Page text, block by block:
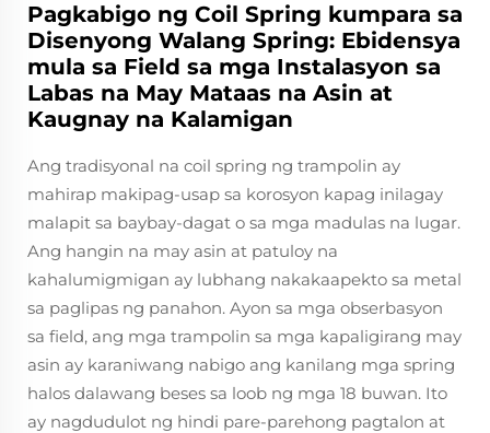
Pagkabigo ng Coil Spring kumpara sa
Disenyong Walang Spring: Ebidensya
mula sa Field sa mga Instalasyon sa
Labas na May Mataas na Asin at
Kaugnay na Kalamigan
Ang tradisyonal na coil spring ng trampolin ay
mahirap makipag-usap sa korosyon kapag inilagay
malapit sa baybay-dagat o sa mga madulas na lugar.
Ang hangin na may asin at patuloy na
kahalumigmigan ay lubhang nakakaapekto sa metal
sa paglipas ng panahon. Ayon sa mga obserbasyon
sa field, ang mga trampolin sa mga kapaligirang may
asin ay karaniwang nabigo ang kanilang mga spring
halos dalawang beses sa loob ng mga 18 buwan. Ito
ay nagdudulot ng hindi pare-parehong pagtalon at